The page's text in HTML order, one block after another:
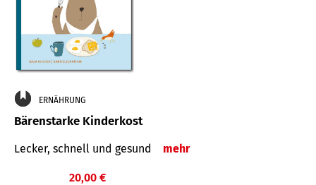
ERNÄHRUNG
Bärenstarke Kinderkost
Lecker, schnell und gesund mehr
20,00 €